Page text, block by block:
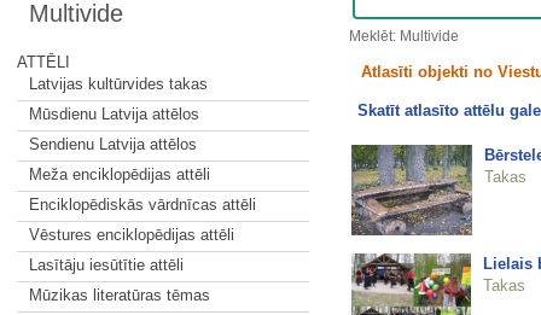
Multivide
ATTĒLI
Latvijas kultūrvides takas
Mūsdienu Latvija attēlos
Sendienu Latvija attēlos
Meža enciklopēdijas attēli
Enciklopēdiskās vārdnīcas attēli
Vēstures enciklopēdijas attēli
Lasītāju iesūtītie attēli
Mūzikas literatūras tēmas
Meklēt: Multivide
Atlasīti objekti no
Skatīt atlasīto attēlu
Takas
Lielais
Takas